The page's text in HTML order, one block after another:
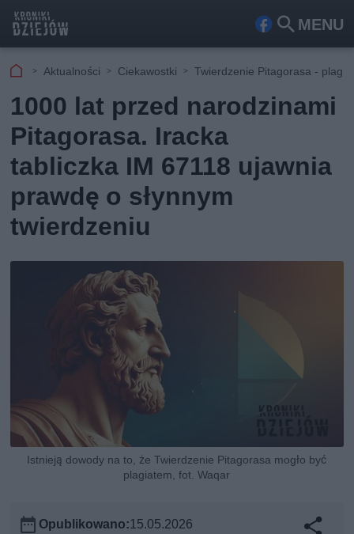
MENU
Fa
ook
Szu
Aktualności Ciekawostki Twierdzenie Pitagorasa -
1000 lat przed narodzinami
Pitagorasa. Iracka
tabliczka IM 67118 ujawnia
prawdę o słynnym
twierdzeniu
Istnieją dowody na to, że Twierdzenie Pitagorasa mogło być
plagiatem, fot. Waqar
Opublikowano:15.05.2026